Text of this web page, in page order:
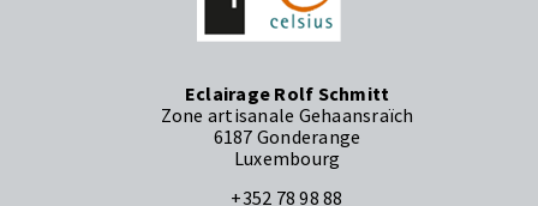
Eclairage Rolf Schmitt
Zone artisanale Gehaansraïch
6187 Gonderange
Luxembourg
+352 78 98 88